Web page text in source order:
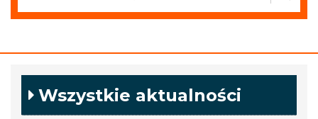
Wszystkie aktualności